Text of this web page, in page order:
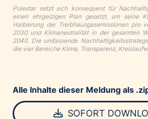
Polestar setzt sich konsequent für
einen ehrgeizigen Plan gesetzt, um seine
Halbierung der Treibhausgasemissionen pro
2030 und Klimaneutralität in der gesamten
2040. Die umfassende
die vier Bereiche Klima, Transparenz,
Alle Inhalte dieser Meldung als
SOFORT